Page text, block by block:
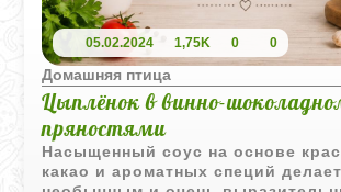
05.02.2024 1,75K 0 0
Домашняя птица
Цыплёнок в винно-
пряностями
Насыщенный соус на основе
какао и ароматных специй